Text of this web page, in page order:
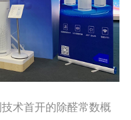
术首开的除醛常数概